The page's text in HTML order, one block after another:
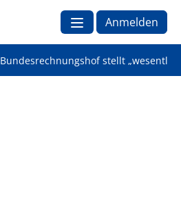
Anmelden
Bundesrechnungshof stellt